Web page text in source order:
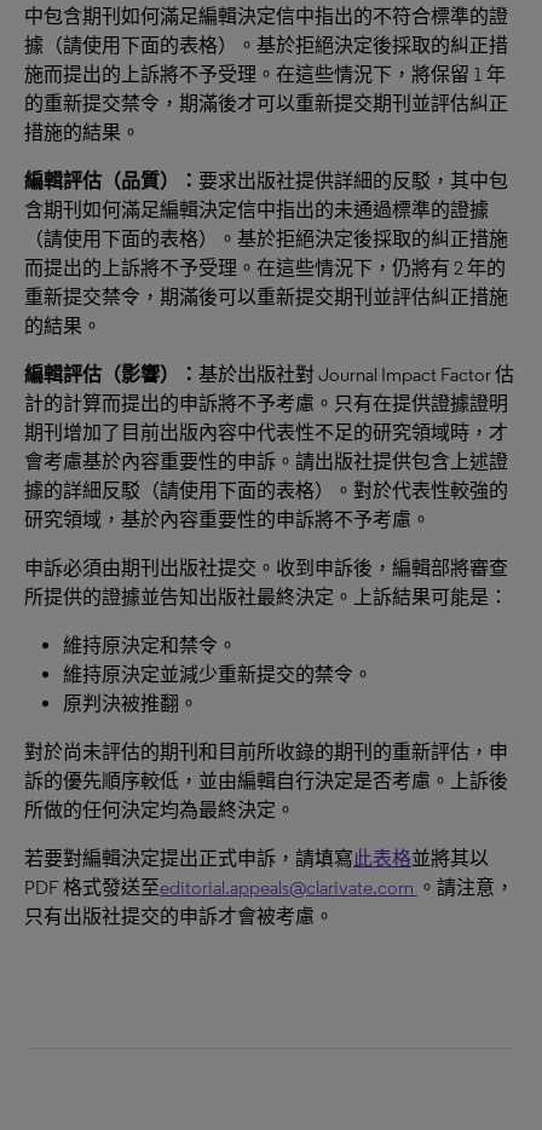
中包含期刊如何滿足編輯決定信中指出的不符合標準的證
據（請使用下面的表格）。基於拒絕決定後採取的糾正措
施而提出的上訴將不予受理。在這些情況下，將保留 1 年
的重新提交禁令，期滿後才可以重新提交期刊並評估糾正
措施的結果。
編輯評估（品質）： 要求出版社提供詳細的反駁，其中包
含期刊如何滿足編輯決定信中指出的未通過標準的證據
（請使用下面的表格）。基於拒絕決定後採取的糾正措施
而提出的上訴將不予受理。在這些情況下，仍將有 2 年的
重新提交禁令，期滿後可以重新提交期刊並評估糾正措施
的結果。
編輯評估（影響）： 基於出版社對 Journal Impact Factor 估
計的計算而提出的申訴將不予考慮。只有在提供證據證明
期刊增加了目前出版內容中代表性不足的研究領域時，才
會考慮基於內容重要性的申訴。請出版社提供包含上述證
據的詳細反駁（請使用下面的表格）。對於代表性較強的
研究領域，基於內容重要性的申訴將不予考慮。
申訴必須由期刊出版社提交。收到申訴後，編輯部將審查
所提供的證據並告知出版社最終決定。上訴結果可能是：
維持原決定和禁令。
維持原決定並減少重新提交的禁令。
原判決被推翻。
對於尚未評估的期刊和目前所收錄的期刊的重新評估，申
訴的優先順序較低，並由編輯自行決定是否考慮。上訴後
所做的任何決定均為最終決定。
若要對編輯決定提出正式申訴，請填寫此表格並將其以
PDF 格式發送至editorial.appeals@clarivate.com 。請注意，
只有出版社提交的申訴才會被考慮。